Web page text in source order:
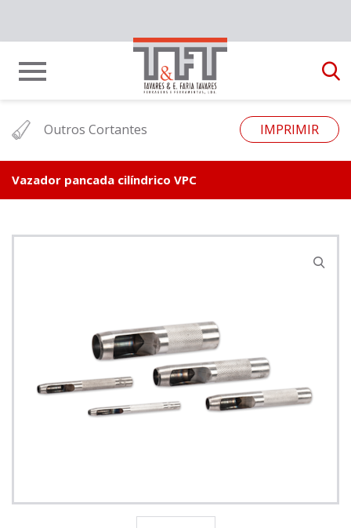
Outros Cortantes IMPRIMIR
Vazador pancada cilíndrico VPC